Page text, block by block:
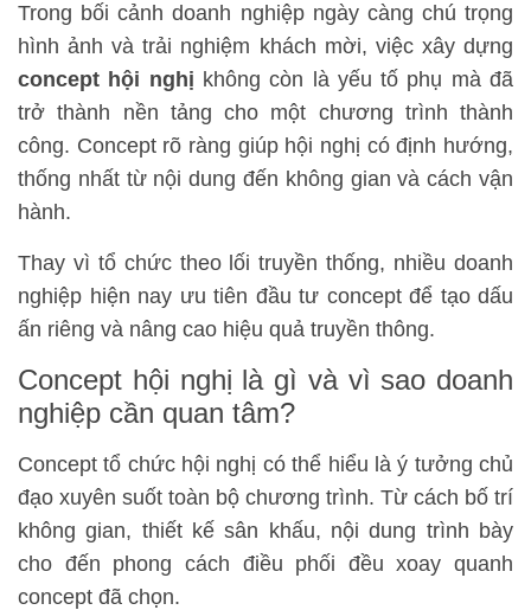
Trong bối cảnh doanh nghiệp ngày càng chú trọng
hình ảnh và trải nghiệm khách mời, việc xây dựng
concept hội nghị không còn là yếu tố phụ mà đã
trở thành nền tảng cho một chương trình thành
công. Concept rõ ràng giúp hội nghị có định hướng,
thống nhất từ nội dung đến không gian và cách vận
hành.
Thay vì tổ chức theo lối truyền thống, nhiều doanh
nghiệp hiện nay ưu tiên đầu tư concept để tạo dấu
ấn riêng và nâng cao hiệu quả truyền thông.
Concept hội nghị là gì và vì sao doanh
nghiệp cần quan tâm?
Concept tổ chức hội nghị có thể hiểu là ý tưởng chủ
đạo xuyên suốt toàn bộ chương trình. Từ cách bố trí
không gian, thiết kế sân khấu, nội dung trình bày
cho đến phong cách điều phối đều xoay quanh
concept đã chọn.